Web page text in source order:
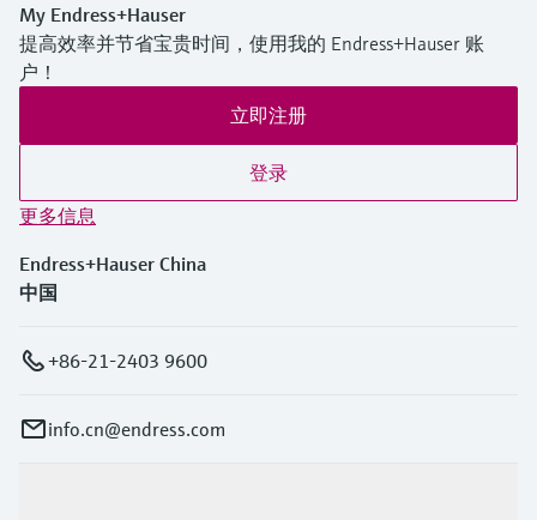
My Endress+Hauser
提高效率并节省宝贵时间，使用我的 Endress+Hauser 账
户！
立即注册
登录
更多信息
Endress+Hauser China
中国
+86-21-2403 9600
info.cn@endress.com